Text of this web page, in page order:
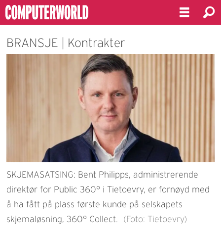
BRANSJE | Kontrakter
SKJEMASATSING: Bent Philipps, administrerende
direktør for Public 360° i Tietoevry, er fornøyd med
å ha fått på plass første kunde på selskapets
skjemaløsning, 360° Collect.
(Foto: Tietoevry)